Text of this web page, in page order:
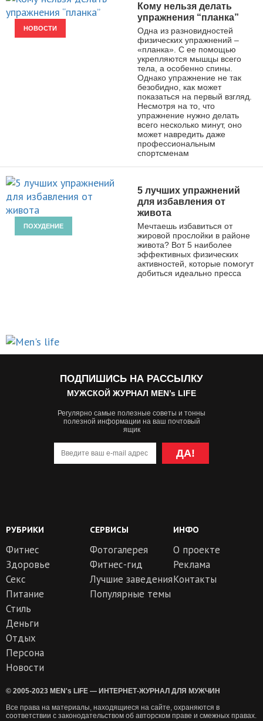
НОВОСТИ
Кому нельзя делать
упражнения “планка”
Одна из разновидностей
физических упражнений –
«планка». С ее помощью
укрепляются мышцы всего
тела, а особенно спины.
Однако упражнение не так
безобидно, как может
показаться на первый взгляд.
Несмотря на то, что
упражнение нужно делать
всего несколько минут, оно
может навредить даже
профессиональным
спортсменам
ПОХУДЕНИЕ
5 лучших упражнений
для избавления от
живота
Мечтаешь избавиться от
жировой прослойки в районе
живота? Вот 5 наиболее
эффективных физических
активностей, которые помогут
добиться идеально пресса
ПОДПИШИСЬ НА РАССЫЛКУ
МУЖСКОЙ ЖУРНАЛ MEN’s LIFE
Регулярно самые полезные советы и тонны
полезной информации на ваш почтовый
ящик
ДА!
РУБРИКИ
Фитнес
Здоровье
Секс
Питание
Стиль
Деньги
Отдых
Персона
Новости
СЕРВИСЫ
Фотогалерея
Фитнес-гид
Лучшие заведения
Популярные темы
ИНФО
О проекте
Реклама
Контакты
© 2005-2023 MEN's LIFE — ИНТЕРНЕТ-ЖУРНАЛ ДЛЯ МУЖЧИН
Все права на материалы, находящиеся на сайте, охраняются в
соответствии с законодательством об авторском праве и смежных правах.